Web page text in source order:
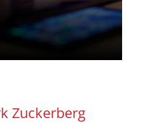
Zuckerberg